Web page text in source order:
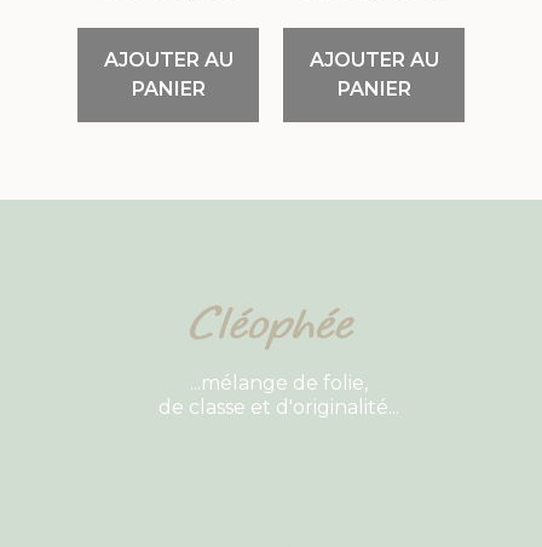
AJOUTER AU
PANIER
AJOUTER AU
PANIER
...mélange de folie,
de classe et d'originalité...